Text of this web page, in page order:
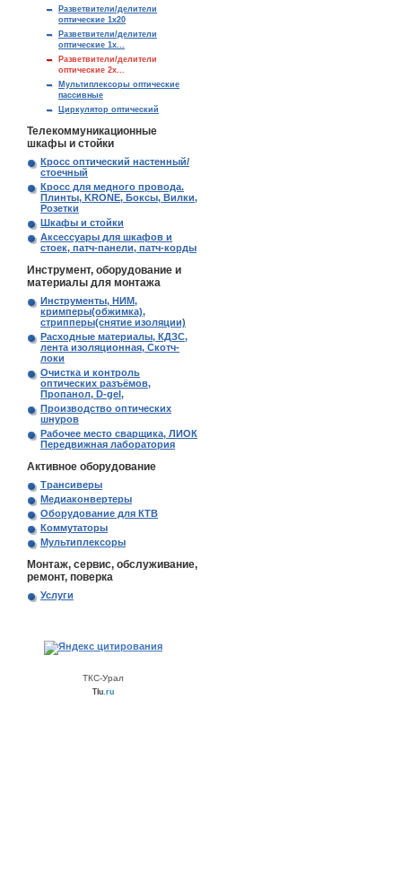
Разветвители/делители
оптические 1x20
Разветвители/делители
оптические 1х...
Разветвители/делители
оптические 2х...
Мультиплексоры оптические
пассивные
Циркулятор оптический
Телекоммуникационные
шкафы и стойки
Кросс оптический настенный/
стоечный
Кросс для медного провода.
Плинты, KRONE, Боксы, Вилки,
Розетки
Шкафы и стойки
Аксессуары для шкафов и
стоек, патч-панели, патч-корды
Инструмент, оборудование и
материалы для монтажа
Инструменты, НИМ,
кримперы(обжимка),
стрипперы(снятие изоляции)
Расходные материалы, КДЗС,
лента изоляционная, Скотч-
локи
Очистка и контроль
оптических разъёмов,
Пропанол, D-gel,
Производство оптических
шнуров
Рабочее место сварщика, ЛИОК
Передвижная лаборатория
Активное оборудование
Трансиверы
Медиаконвертеры
Оборудование для КТВ
Коммутаторы
Мультиплексоры
Монтаж, сервис, обслуживание,
ремонт, поверка
Услуги
ТКС-Урал
Tiu.ru